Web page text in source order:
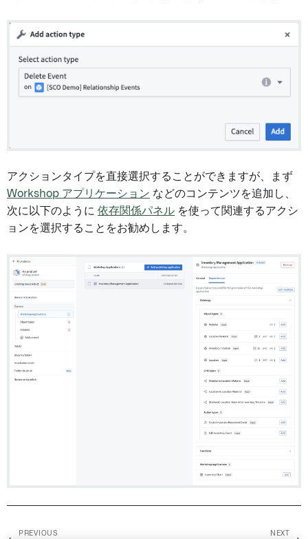
アクションタイプを直接選択することができますが、まず
Workshop アプリケーション などのコンテンツを追加し、
次に以下のように 依存関係パネル を使って関連するアクシ
ョンを選択することをお勧めします。
PREVIOUS NEXT